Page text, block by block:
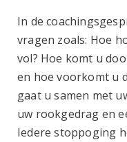
In de
vragen zoals: Hoe
vol? Hoe komt u
en hoe voorkomt u
gaat u samen met
uw rookgedrag en
Iedere stoppoging